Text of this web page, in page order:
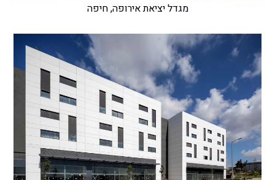
מגדל יציאת אירופה, חיפה